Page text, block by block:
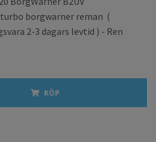
borgwarner reman (
2-3 dagars levtid ) - Ren
KÖP